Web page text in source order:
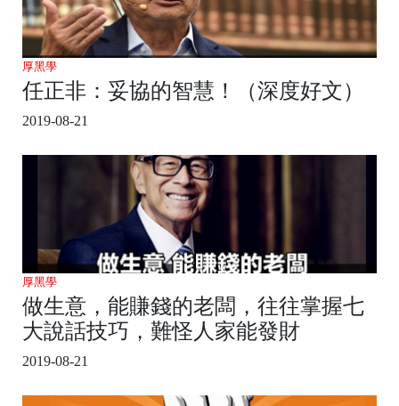
厚黑學
任正非：妥協的智慧！（深度好文）
2019-08-21
厚黑學
做生意，能賺錢的老闆，往往掌握七
大說話技巧，難怪人家能發財
2019-08-21